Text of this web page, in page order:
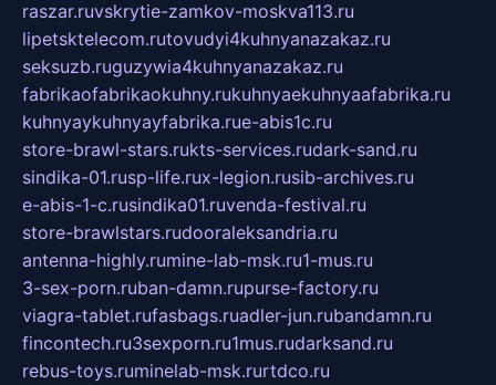
raszar.ruvskrytie-zamkov-moskva113.ru
lipetsktelecom.rutovudyi4kuhnyanazakaz.ru
seksuzb.ruguzywia4kuhnyanazakaz.ru
fabrikaofabrikaokuhny.rukuhnyaekuhnyaafabrika.ru
kuhnyaykuhnyayfabrika.rue-abis1c.ru
store-brawl-stars.rukts-services.rudark-sand.ru
sindika-01.rusp-life.rux-legion.rusib-archives.ru
e-abis-1-c.rusindika01.ruvenda-festival.ru
store-brawlstars.rudooraleksandria.ru
antenna-highly.rumine-lab-msk.ru1-mus.ru
3-sex-porn.ruban-damn.rupurse-factory.ru
viagra-tablet.rufasbags.ruadler-jun.rubandamn.ru
fincontech.ru3sexporn.ru1mus.rudarksand.ru
rebus-toys.ruminelab-msk.rurtdco.ru